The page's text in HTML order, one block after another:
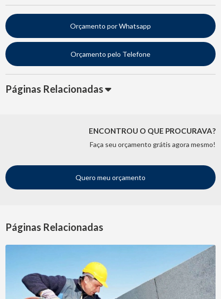
Orçamento por Whatsapp
Orçamento pelo Telefone
Páginas Relacionadas
ENCONTROU O QUE PROCURAVA?
Faça seu orçamento grátis agora mesmo!
Quero meu orçamento
Páginas Relacionadas